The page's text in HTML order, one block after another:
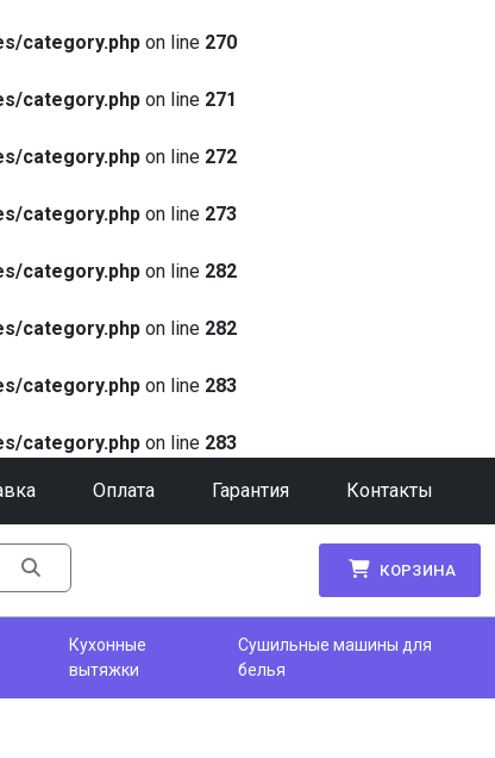
category.php on line 270
category.php on line 271
category.php on line 272
category.php on line 273
category.php on line 282
category.php on line 282
category.php on line 283
category.php on line 283
Оплата Гарантия Контакты
КОРЗИНА
Кухонные
вытяжки
Сушильные машины для
белья